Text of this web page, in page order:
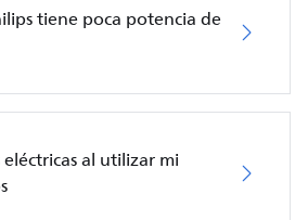
tiene poca potencia de
al utilizar mi